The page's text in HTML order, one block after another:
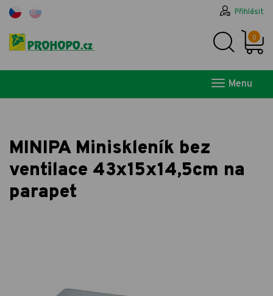
Přihlásit
0
Menu
MINIPA Miniskleník bez
ventilace 43x15x14,5cm na
parapet